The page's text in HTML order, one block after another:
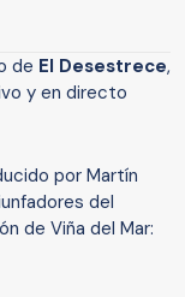
de El Desestrece,
y en directo
por Martín
del
de Viña del Mar: